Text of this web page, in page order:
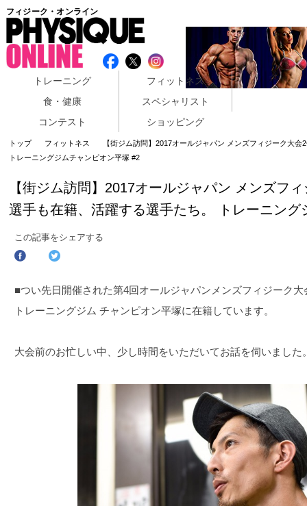
フィジーク・オンライン
トレーニング
フィットネス
食・健康
スペシャリスト
コンテスト
ショッピング
トップ フィットネス
【街ジム訪問】2017オールジャパン メンズフィジーク大
トレーニングジムチャンピオン平塚 #2
【街ジム訪問】2017オールジャパン メンズフ
選手も在籍、活躍する選手たち。 トレーニン
この記事をシェアする
■つい先日開催された第4回オールジャパンメンズフィジーク
トレーニングジム チャンピオン平塚に在籍しています。
大会前のお忙しい中、少し時間をいただいてお話を伺いました